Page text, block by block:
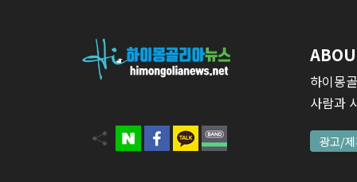
하이몽
사람과
광고/